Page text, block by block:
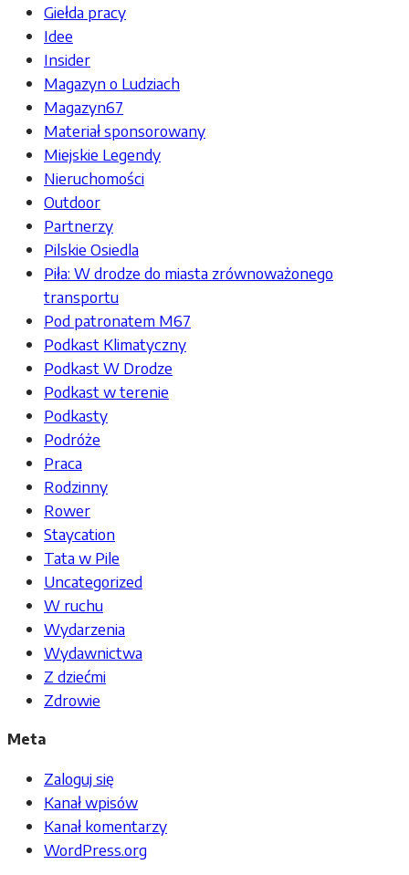
Giełda pracy
Idee
Insider
Magazyn o Ludziach
Magazyn67
Materiał sponsorowany
Miejskie Legendy
Nieruchomości
Outdoor
Partnerzy
Pilskie Osiedla
Piła: W drodze do miasta zrównoważonego
transportu
Pod patronatem M67
Podkast Klimatyczny
Podkast W Drodze
Podkast w terenie
Podkasty
Podróże
Praca
Rodzinny
Rower
Staycation
Tata w Pile
Uncategorized
W ruchu
Wydarzenia
Wydawnictwa
Z dziećmi
Zdrowie
Meta
Zaloguj się
Kanał wpisów
Kanał komentarzy
WordPress.org